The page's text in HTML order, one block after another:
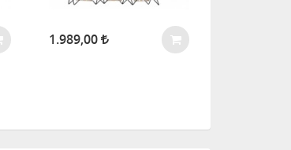
1.989,00